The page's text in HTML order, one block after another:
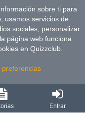
sobre ti para
usamos servicios de
sociales, personalizar
página web funciona
en Quizzclub.
preferencias
Entrar